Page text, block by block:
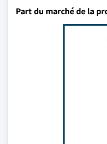
Part du marché de la